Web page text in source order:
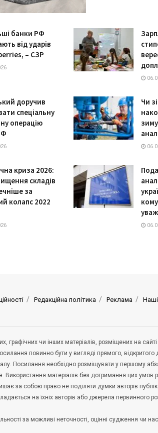
банки РФ
від ударів
– СЗР
доручив
спеціальну
операцію
Чи
криза 2026:
складів
за
колапс 2022
Редакційна політика Реклама
графічних чи інших матеріалів, розміщених на
повинно бути у вигляді прямого,
Посилання необхідно розміщувати у першому
Використання матеріалів без дотримання цих умов
за собою право не поділяти думки авторів
на їхніх авторів або джерела первинного
за можливі неточності, оцінні судження чи